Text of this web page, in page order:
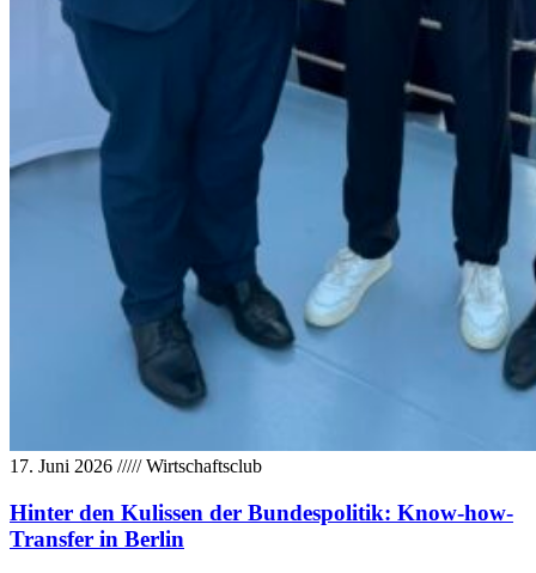
17. Juni 2026 /////Wirtschaftsclub
Hinter den Kulissen der Bundespolitik: Know-how-
Transfer in Berlin